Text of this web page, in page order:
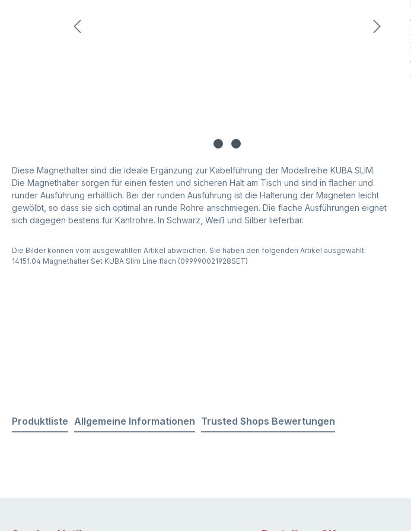
Diese Magnethalter sind die ideale Ergänzung zur Kabelführung der Modellreihe KUBA SLIM.
Die Magnethalter sorgen für einen festen und sicheren Halt am Tisch und sind in flacher und
runder Ausführung erhältlich. Bei der runden Ausführung ist die Halterung der Magneten leicht
gewölbt, so dass sie sich optimal an runde Rohre anschmiegen. Die flache Ausführungen eignet
sich dagegen bestens für Kantrohre. In Schwarz, Weiß und Silber lieferbar.
Die Bilder können vom ausgewählten Artikel abweichen. Sie haben den folgenden Artikel ausgewählt:
14151.04 Magnethalter Set KUBA Slim Line flach (099990021928SET)
Produktliste Allgemeine Informationen Trusted Shops Bewertungen